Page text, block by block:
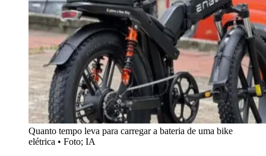
Quanto tempo leva para carregar a bateria de uma bike
elétrica • Foto; IA